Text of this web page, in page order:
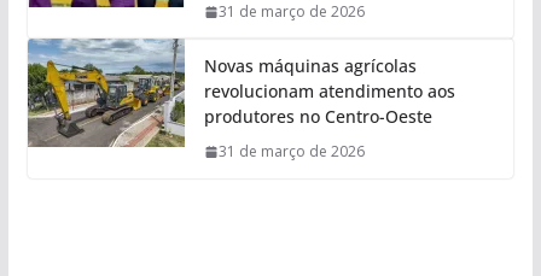
31 de março de 2026
Novas máquinas agrícolas
revolucionam atendimento aos
produtores no Centro-Oeste
31 de março de 2026